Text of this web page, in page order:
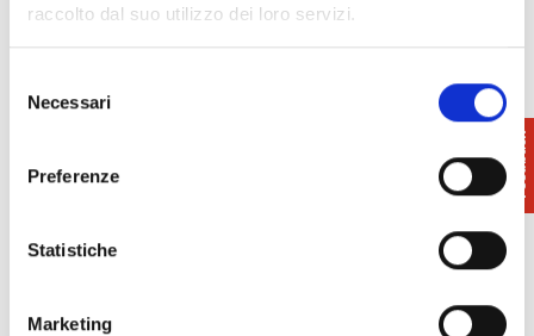
raccolto dal suo utilizzo dei loro servizi.
delNecessari
Preferenze
Statistiche
Marketing